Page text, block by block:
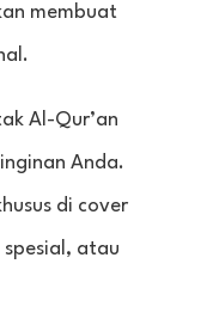
membuat
Al-Qur’an
Anda.
di cover
atau